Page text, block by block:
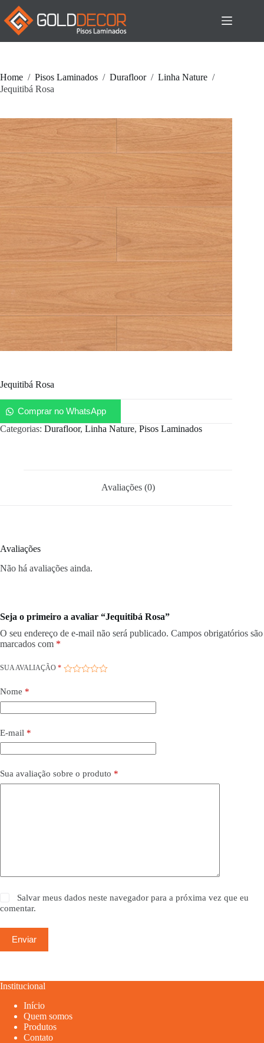
Pular
para
conteúdo
Home / Pisos Laminados / Durafloor / Linha Nature /
Jequitibá Rosa
Jequitibá Rosa
Comprar no WhatsApp
Categorias: Durafloor, Linha Nature, Pisos Laminados
Avaliações (0)
Avaliações
Não há avaliações ainda.
Seja o primeiro a avaliar “Jequitibá Rosa”
O seu endereço de e-mail não será publicado. Campos obrigatórios são
marcados com *
SUA AVALIAÇÃO *
Nome *
E-mail *
Sua avaliação sobre o produto *
Salvar meus dados neste navegador para a próxima vez que eu
comentar.
Enviar
Institucional
Início
Quem somos
Produtos
Contato